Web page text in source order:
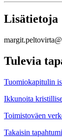
Lisätietoja
Tulevia
Tuomiokapitulin
Ikkunoita
Toimistoväen
Takaisin